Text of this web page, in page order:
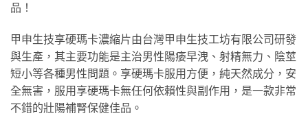
品！
甲申生技享硬瑪卡濃縮片由台灣甲申生技工坊有限公司研發
與生產，其主要功能是主治男性陽痿早洩、射精無力、陰莖
短小等各種男性問題。享硬瑪卡服用方便，純天然成分，安
全無害，服用享硬瑪卡無任何依賴性與副作用，是一款非常
不錯的壯陽補腎保健佳品。